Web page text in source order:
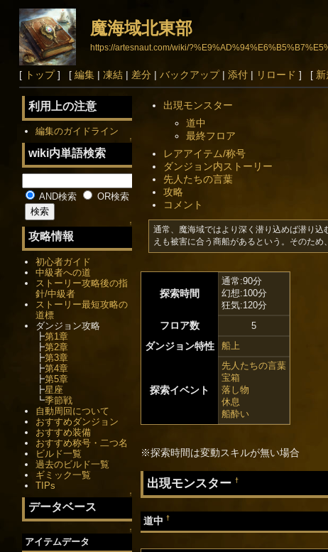
魔海域北東部
https://artesnaut.com/wiki/
[ トップ] [ 編集| 凍結| 差分| バックアップ| 添付| リロード ] [ 新
出現モンスター
道中
最終フロア
レアアイテム/称号
ダンジョン内ストーリー
先人たちの言葉
攻略
コメント
通常、魔海域ではより深く潜り込めば潜り
えも被害に合う商船があるという。そのた
探索時間
通常:90分
幻想:100分
狂気:120分
フロア数 5
ダンジョン特性 船上
探索イベント
先人たちの言葉
宝箱
落し物
休息
船酔い
※探索時間は変動スキルが無い場合
出現モンスター †
道中 †
利用上の注意
編集のガイドライン
↑
wiki内単語検索
AND検索 OR検索
↑
攻略情報
初心者ガイド
中級者への道
ストーリー攻略後の指
針/中級者
ストーリー最短攻略の
道標
ダンジョン攻略
┣第1章
┣第2章
┣第3章
┣第4章
┣第5章
┣星座
┗季節戦
自動周回について
おすすめダンジョン
おすすめ装備
おすすめ称号・二つ名
ビルド一覧
過去のビルド一覧
ギミック一覧
TIPs
↑
データベース
↑
アイテムデータ